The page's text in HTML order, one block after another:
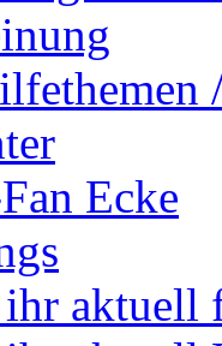
Ecke
aktuell